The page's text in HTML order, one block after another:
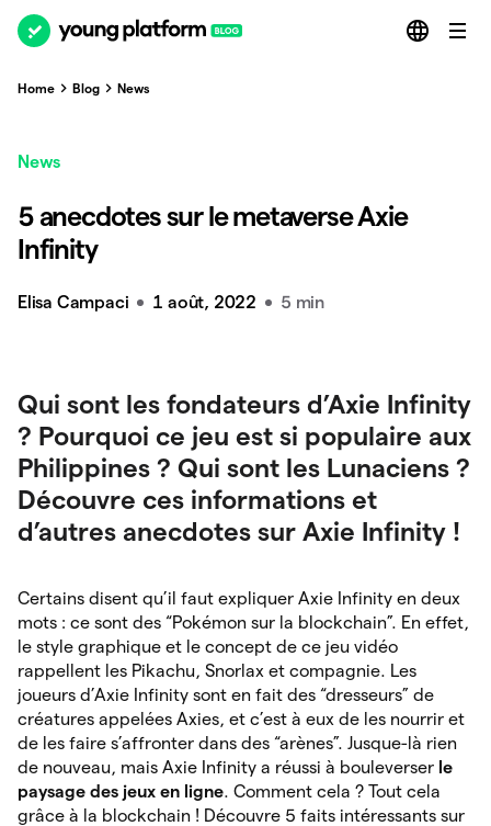
Home Blog News
News
5 anecdotes sur le metaverse Axie
Infinity
Elisa Campaci 1 août, 2022 5 min
Qui sont les fondateurs d’Axie Infinity
? Pourquoi ce jeu est si populaire aux
Philippines ? Qui sont les Lunaciens ?
Découvre ces informations et
d’autres anecdotes sur Axie Infinity !
Certains disent qu’il faut expliquer Axie Infinity en deux
mots : ce sont des “Pokémon sur la blockchain”. En effet,
le style graphique et le concept de ce jeu vidéo
rappellent les Pikachu, Snorlax et compagnie. Les
joueurs d’Axie Infinity sont en fait des “dresseurs” de
créatures appelées Axies, et c’est à eux de les nourrir et
de les faire s’affronter dans des “arènes”. Jusque-là rien
de nouveau, mais Axie Infinity a réussi à bouleverser le
paysage des jeux en ligne. Comment cela ? Tout cela
grâce à la blockchain ! Découvre 5 faits intéressants sur